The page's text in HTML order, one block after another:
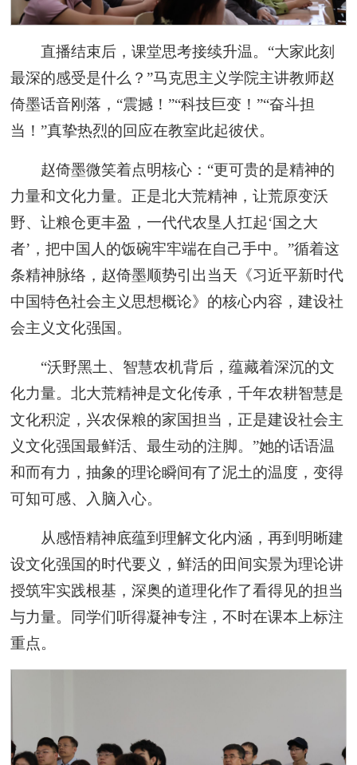
直播结束后，课堂思考接续升温。“大家此刻
最深的感受是什么？”马克思主义学院主讲教师赵
倚墨话音刚落，“震撼！”“科技巨变！”“奋斗担
当！”真挚热烈的回应在教室此起彼伏。
赵倚墨微笑着点明核心：“更可贵的是精神的
力量和文化力量。正是北大荒精神，让荒原变沃
野、让粮仓更丰盈，一代代农垦人扛起‘国之大
者’，把中国人的饭碗牢牢端在自己手中。”循着这
条精神脉络，赵倚墨顺势引出当天《习近平新时代
中国特色社会主义思想概论》的核心内容，建设社
会主义文化强国。
“沃野黑土、智慧农机背后，蕴藏着深沉的文
化力量。北大荒精神是文化传承，千年农耕智慧是
文化积淀，兴农保粮的家国担当，正是建设社会主
义文化强国最鲜活、最生动的注脚。”她的话语温
和而有力，抽象的理论瞬间有了泥土的温度，变得
可知可感、入脑入心。
从感悟精神底蕴到理解文化内涵，再到明晰建
设文化强国的时代要义，鲜活的田间实景为理论讲
授筑牢实践根基，深奥的道理化作了看得见的担当
与力量。同学们听得凝神专注，不时在课本上标注
重点。